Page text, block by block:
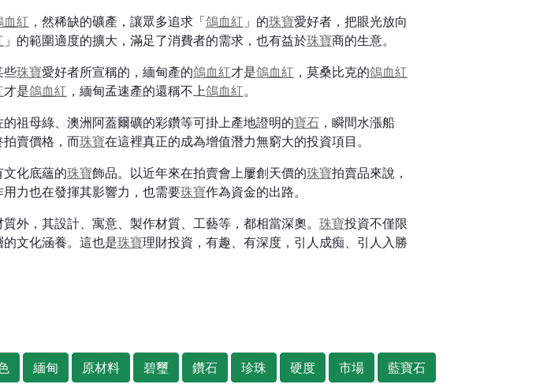
血紅 ，然稀缺的礦產，讓眾多追求「鴿血紅 」的珠寶愛好者，把眼光放向
」的範圍適度的擴大，滿足了消費者的需求，也有益於珠寶商的生意。
些珠寶愛好者所宣稱的，緬甸產的鴿血紅才是鴿血紅 ，莫桑比克的鴿血紅
才是鴿血紅 ，緬甸孟速產的還稱不上鴿血紅。
的祖母綠、澳洲阿蓋爾礦的彩鑽等可掛上產地證明的寶石，瞬間水漲船
賣價格，而珠寶在這裡真正的成為增值潛力無窮大的投資項目。
化底蘊的珠寶飾品。以近年來在拍賣會上屢創天價的珠寶拍賣品來說，
力也在發揮其影響力，也需要珠寶作為資金的出路。
外，其設計、寓意、製作材質、工藝等，都相當深奧。 珠寶投資不僅限
文化涵養。這也是珠寶理財投資，有趣、有深度，引人成痴、引人入勝
緬甸 原材料 碧璽 鑽石 珍珠 硬度 市場 藍寶石